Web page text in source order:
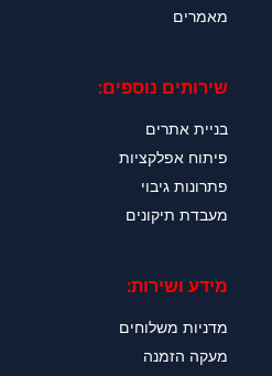
מאמרים
שירותים נוספים:
בניית אתרים
פיתוח אפלקציות
פתרונות גיבוי
מעבדת תיקונים
מידע ושירות:
מדניות משלוחים
מעקה הזמנה